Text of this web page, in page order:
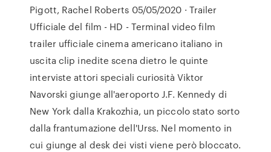
Pigott, Rachel Roberts 05/05/2020 · Trailer
Ufficiale del film - HD - Terminal video film
trailer ufficiale cinema americano italiano in
uscita clip inedite scena dietro le quinte
interviste attori speciali curiosità Viktor
Navorski giunge all'aeroporto J.F. Kennedy di
New York dalla Krakozhia, un piccolo stato sorto
dalla frantumazione dell'Urss. Nel momento in
cui giunge al desk dei visti viene però bloccato.